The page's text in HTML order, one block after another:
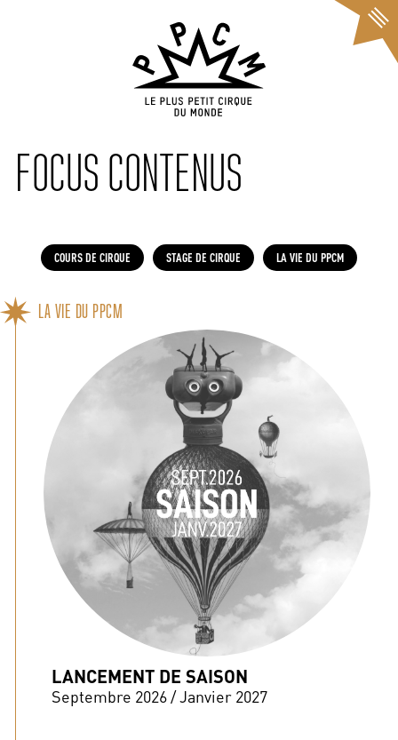
FOCUS CONTENUS
COURS DE CIRQUE STAGE DE CIRQUE LA VIE DU PPCM
LA VIE DU PPCM
LANCEMENT DE SAISON
Septembre 2026 / Janvier 2027